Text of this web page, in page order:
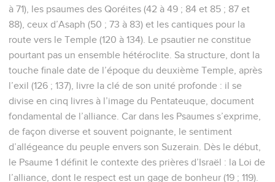
à 71), les psaumes des Qoréites (42 à 49 ; 84 et 85 ; 87 et
88), ceux d’Asaph (50 ; 73 à 83) et les cantiques pour la
route vers le Temple (120 à 134). Le psautier ne constitue
pourtant pas un ensemble hétéroclite. Sa structure, dont la
touche finale date de l’époque du deuxième Temple, après
l’exil (126 ; 137), livre la clé de son unité profonde : il se
divise en cinq livres à l’image du Pentateuque, document
fondamental de l’alliance. Car dans les Psaumes s’exprime,
de façon diverse et souvent poignante, le sentiment
d’allégeance du peuple envers son Suzerain. Dès le début,
le Psaume 1 définit le contexte des prières d’Israël : la Loi de
l’alliance, dont le respect est un gage de bonheur (19 ; 119).